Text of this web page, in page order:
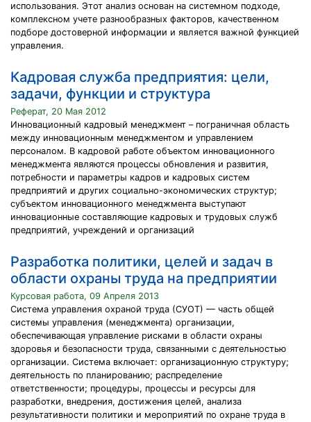
использования. Этот анализ основан на системном подходе,
комплексном учете разнообразных факторов, качественном
подборе достоверной информации и является важной функцией
управления.
Кадровая служба предприятия: цели,
задачи, функции и структура
Реферат, 20 Мая 2012
Инновационный кадровый менеджмент – пограничная область
между инновационным менеджментом и управлением
персоналом. В кадровой работе объектом инновационного
менеджмента являются процессы обновления и развития,
потребности и параметры кадров и кадровых систем
предприятий и других социально-экономических структур;
субъектом инновационного менеджмента выступают
инновационные составляющие кадровых и трудовых служб
предприятий, учреждений и организаций
Разработка политики, целей и задач в
области охраны труда на предприятии
Курсовая работа, 09 Апреля 2013
Система управления охраной труда (СУОТ) — часть общей
системы управления (менеджмента) организации,
обеспечивающая управление рисками в области охраны
здоровья и безопасности труда, связанными с деятельностью
организации. Система включает: организационную структуру;
деятельность по планированию; распределение
ответственности; процедуры, процессы и ресурсы для
разработки, внедрения, достижения целей, анализа
результативности политики и мероприятий по охране труда в